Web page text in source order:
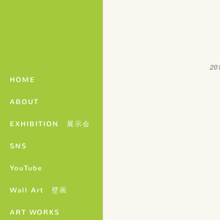
HOME
ABOUT
EXHIBITION 展示会
SNS
YouTube
Wall Art 壁画
ART WORKS